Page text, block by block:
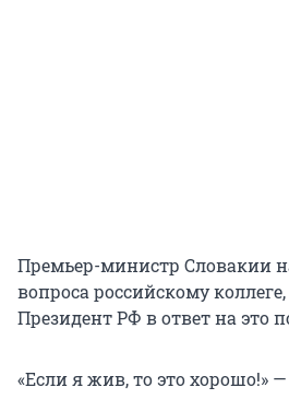
Премьер-министр Словакии
вопроса российскому
Президент РФ в ответ на это
«Если я жив, то это хорошо!»